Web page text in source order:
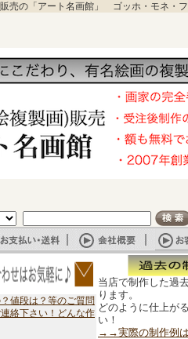
売の「アート名画館」 ゴッホ・モネ・
値段は？等のご質問
絡下さい！どんな作
当店で制作した過
ります。
どのように仕上が
い！
→→実際の制作例